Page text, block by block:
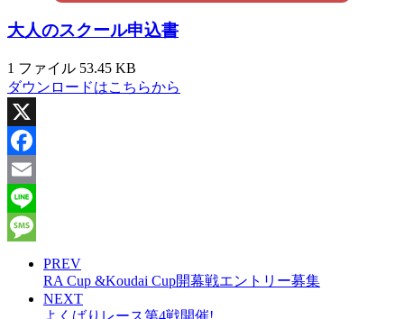
大人のスクール申込書
1 ファイル 53.45 KB
ダウンロードはこちらから
X
Facebook
Email
Line
Message
PREV
RA Cup &Koudai Cup開幕戦エントリー募集
NEXT